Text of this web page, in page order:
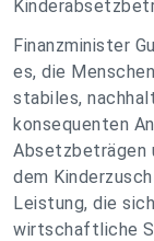
Finanzminister
es, die
stabiles,
konsequenten
Absetzbeträgen
dem
Leistung, die
wirtschaftliche